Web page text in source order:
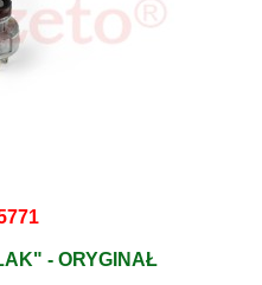
- ORYGINAŁ